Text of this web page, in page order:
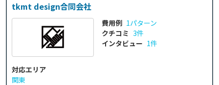
tkmt design合同会社
費用例 1パターン
クチコミ 3件
インタビュー 1件
対応エリア
関東